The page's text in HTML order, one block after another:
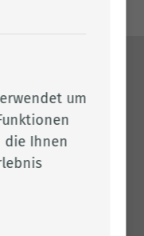
um
die Ihnen